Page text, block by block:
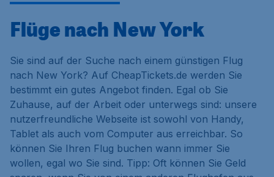
Flüge nach New York
Sie sind auf der Suche nach einem günstigen Flug
nach New York? Auf CheapTickets.de werden Sie
bestimmt ein gutes Angebot finden. Egal ob Sie
Zuhause, auf der Arbeit oder unterwegs sind: unsere
nutzerfreundliche Webseite ist sowohl von Handy,
Tablet als auch vom Computer aus erreichbar. So
können Sie Ihren Flug buchen wann immer Sie
wollen, egal wo Sie sind. Tipp: Oft können Sie Geld